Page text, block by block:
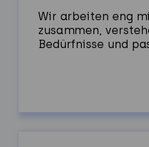
Wir arbeiten eng
zusammen,
Bedürfnisse und